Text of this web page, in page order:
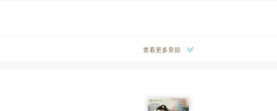
查看更多章節